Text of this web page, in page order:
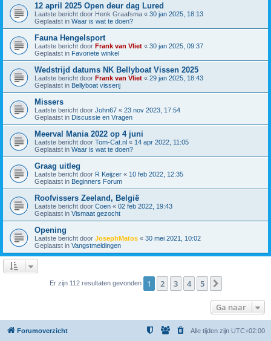
12 april 2025 Open deur dag Lured
Laatste bericht door Henk Graafsma « 30 jan 2025, 18:13
Geplaatst in Waar is wat te doen?
Fauna Hengelsport
Laatste bericht door Frank van Vliet « 30 jan 2025, 09:37
Geplaatst in Favoriete winkel
Wedstrijd datums NK Bellyboat Vissen 2025
Laatste bericht door Frank van Vliet « 29 jan 2025, 18:43
Geplaatst in Bellyboat visserij
Missers
Laatste bericht door John67 « 23 nov 2023, 17:54
Geplaatst in Discussie en Vragen
Meerval Mania 2022 op 4 juni
Laatste bericht door Tom-Cat.nl « 14 apr 2022, 11:05
Geplaatst in Waar is wat te doen?
Graag uitleg
Laatste bericht door R Keijzer « 10 feb 2022, 12:35
Geplaatst in Beginners Forum
Roofvissers Zeeland, België
Laatste bericht door Coen « 02 feb 2022, 19:43
Geplaatst in Vismaat gezocht
Opening
Laatste bericht door JosephMatos « 30 mei 2021, 10:02
Geplaatst in Vangstmeldingen
Er zijn 112 resultaten gevonden 1 2 3 4 5
Ga naar
Forumoverzicht Alle tijden zijn UTC+02:00